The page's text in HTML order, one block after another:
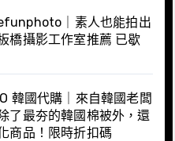
｜素人也能拍出
橋攝影工作室推薦 已歇
韓國代購｜來自韓國老闆
了最夯的韓國棉被外，還
商品！限時折扣碼